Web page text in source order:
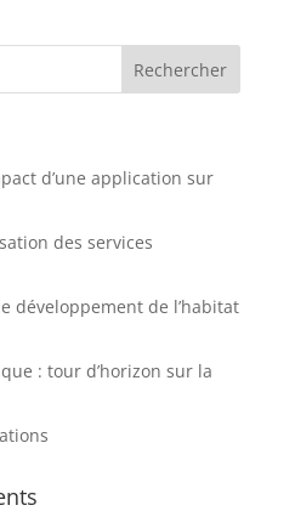
d’une application sur
des services
développement de l’habitat
: tour d’horizon sur la